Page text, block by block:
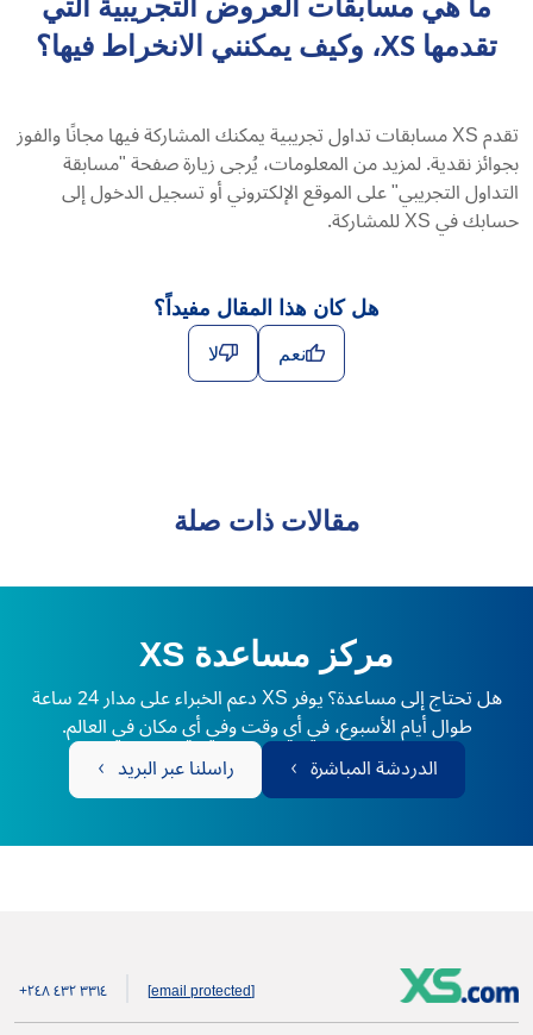
تقدمها XS، وكيف يمكنني الانخراط فيها؟
تقدم XS مسابقات تداول تجريبية يمكنك المشاركة فيها مجانًا والفوز
بجوائز نقدية. لمزيد من المعلومات، يُرجى زيارة صفحة "مسابقة
التداول التجريبي" على الموقع الإلكتروني أو تسجيل الدخول إلى
حسابك في XS للمشاركة.
هل كان هذا المقال مفيداً؟
نعم لا
مقالات ذات صلة
مركز مساعدة XS
هل تحتاج إلى مساعدة؟ يوفر XS دعم الخبراء على مدار 24 ساعة
طوال أيام الأسبوع، في أي وقت وفي أي مكان في العالم.
الدردشة المباشرة
راسلنا عبر البريد
[email protected] +۲٤۸ ٤۳۲ ۳۳۱٤